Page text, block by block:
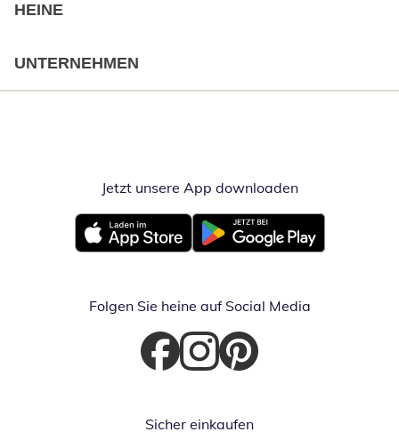
HEINE
UNTERNEHMEN
Jetzt unsere App downloadenÖffnet in
Öffnet in neuem FensterÖffnet in neuem Fenster
Folgen Sie heine auf Social Media
Öffnet in neuem Fenster
Öffnet in neuem Fenster
Öffnet in neuem Fenster
Sicher einkaufen